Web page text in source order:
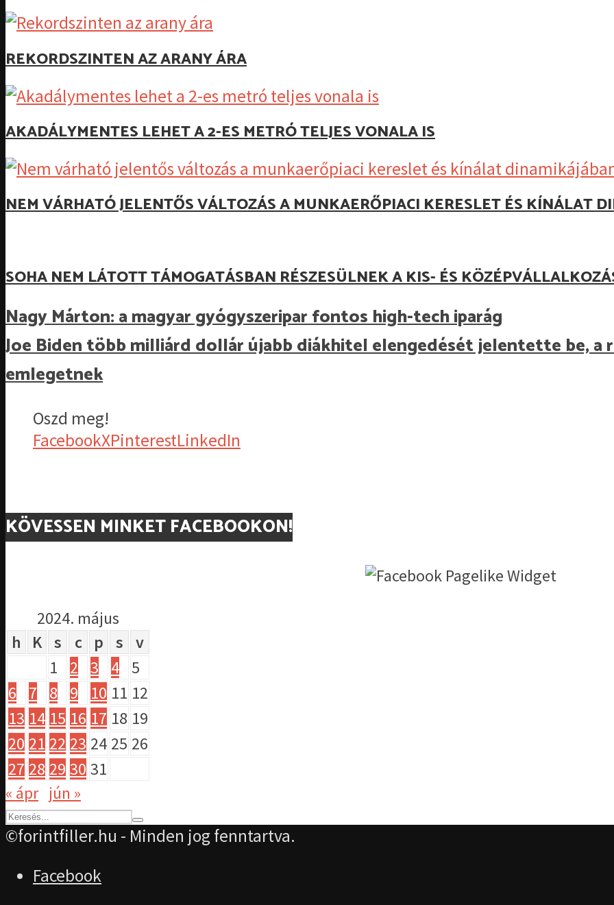
REKORDSZINTEN AZ ARANY ÁRA
AKADÁLYMENTES LEHET A 2-ES METRÓ TELJES VONALA IS
NEM VÁRHATÓ JELENTŐS VÁLTOZÁS A MUNKAERŐPIACI KERESLET ÉS KÍNÁLAT
SOHA NEM LÁTOTT TÁMOGATÁSBAN RÉSZESÜLNEK A KIS- ÉS
Nagy Márton: a magyar gyógyszeripar fontos high-tech iparág
Joe Biden több milliárd dollár újabb diákhitel elengedését jelentette be, a
emlegetnek
Oszd meg!
FacebookXPinterestLinkedIn
KÖVESSEN MINKET FACEBOOKON!
2024. május
h
K s c p s
v
1
2 3 4 5
6
7 8 9 10 11 12
13 14 15 16 17 18 19
20 21 22 23 24 25 26
27 28 29 30 31
« ápr jún »
©forintfiller.hu - Minden jog fenntartva.
Facebook